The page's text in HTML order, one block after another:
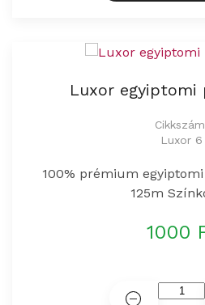
Luxor egyiptomi
Luxor 6
100% prémium
125m
1000